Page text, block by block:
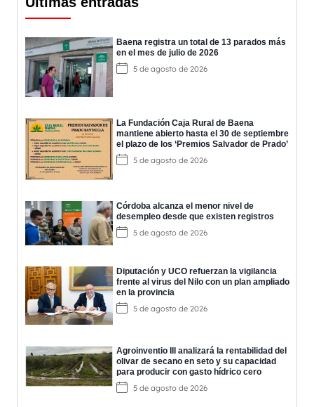
Baena registra un total de 13 parados más
en el mes de julio de 2026
5 de agosto de 2026
La Fundación Caja Rural de Baena
mantiene abierto hasta el 30 de septiembre
el plazo de los ‘Premios Salvador de Prado’
5 de agosto de 2026
Córdoba alcanza el menor nivel de
desempleo desde que existen registros
5 de agosto de 2026
Diputación y UCO refuerzan la vigilancia
frente al virus del Nilo con un plan ampliado
en la provincia
5 de agosto de 2026
Agroinventio III analizará la rentabilidad del
olivar de secano en seto y su capacidad
para producir con gasto hídrico cero
5 de agosto de 2026